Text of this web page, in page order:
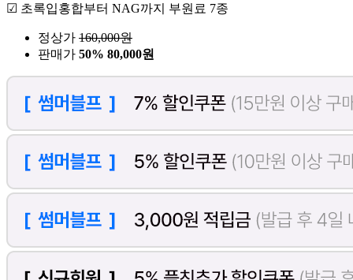
☑ 초록입홍합부터 NAG까지 부원료 7종
정상가 160,000원
판매가 50% 80,000원